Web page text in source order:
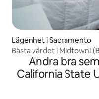
Lägenhet i Sacramento
Bästa värdet i Midtown!
Andra bra
California State